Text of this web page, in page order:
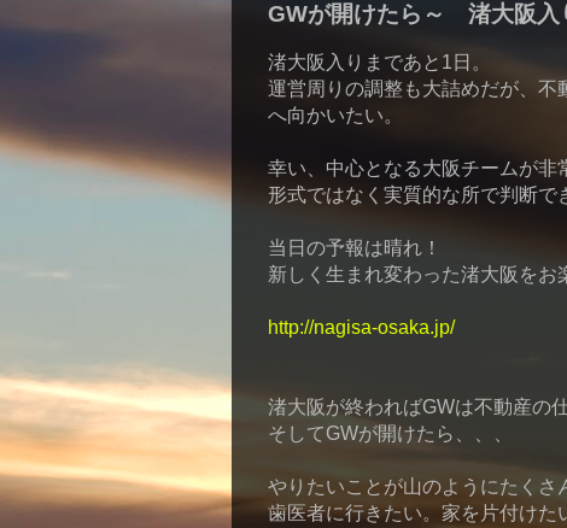
GWが開けたら～ 渚大阪入
渚大阪入りまであと1日。
運営周りの調整も大詰めだが、不
へ向かいたい。
幸い、中心となる大阪チームが非
形式ではなく実質的な所で判断で
当日の予報は晴れ！
新しく生まれ変わった渚大阪をお
http://nagisa-osaka.jp/
渚大阪が終わればGWは不動産の
そしてGWが開けたら、、、
やりたいことが山のようにたくさ
歯医者に行きたい。家を片付けた